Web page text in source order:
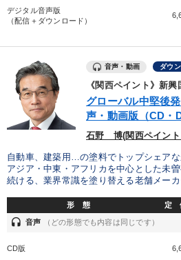
デジタル音声版
（配信＋ダウンロード）
音声・動画 ダウ
《関西ペイント》新
グローバル中堅後
声・動画版（CD・
石野 博(関西ペイント
自動車、建築用…の塗料でトップシェアな
アジア・中東・アフリカを中心とした未
続ける、業界常識を塗り替える老舗メー
形 態 定
headset 音声 （どの形態でも内容は同じです）
CD版